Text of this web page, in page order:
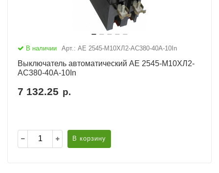
В наличии Арт.: АЕ 2545-М10ХЛ2-AC380-40А-10In
Выключатель автоматический АЕ 2545-М10ХЛ2-
AC380-40А-10In
7 132.25 р.
В корзину